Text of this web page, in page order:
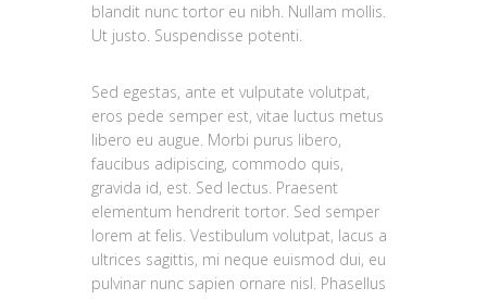
blandit nunc tortor eu nibh. Nullam mollis.
Ut justo. Suspendisse potenti.
Sed egestas, ante et vulputate volutpat,
eros pede semper est, vitae luctus metus
libero eu augue. Morbi purus libero,
faucibus adipiscing, commodo quis,
gravida id, est. Sed lectus. Praesent
elementum hendrerit tortor. Sed semper
lorem at felis. Vestibulum volutpat, lacus a
ultrices sagittis, mi neque euismod dui, eu
pulvinar nunc sapien ornare nisl. Phasellus